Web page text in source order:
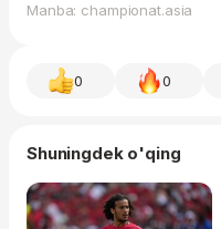
Manba: championat.asia
0 0
Shuningdek o'qing